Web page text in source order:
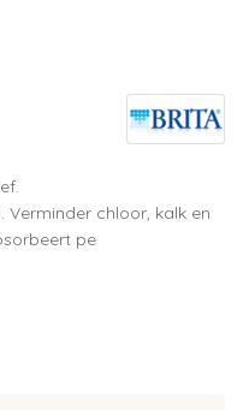
chloor, kalk en
pe